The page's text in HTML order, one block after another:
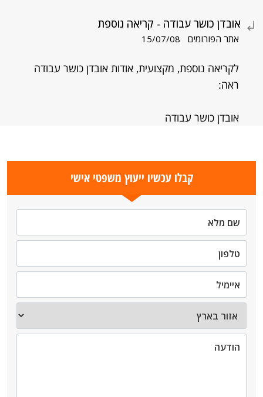
אובדן כושר עבודה - קריאה נוספת
אתר הפורומים 15/07/08
לקריאה נוספת, מקצועית, אודות אובדן כושר עבודה
ראה:
אובדן כושר עבודה
קבלו עכשיו ייעוץ משפטי אישי